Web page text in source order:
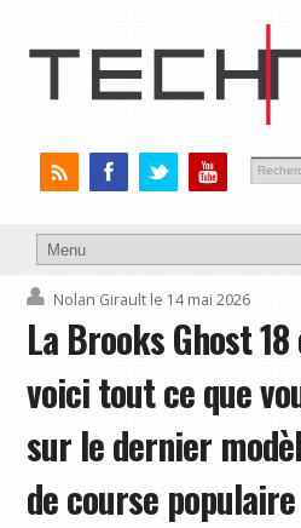
Nolan Girault le 14 mai 2026
La Brooks Ghost
voici tout ce que
sur le dernier
de course populaire